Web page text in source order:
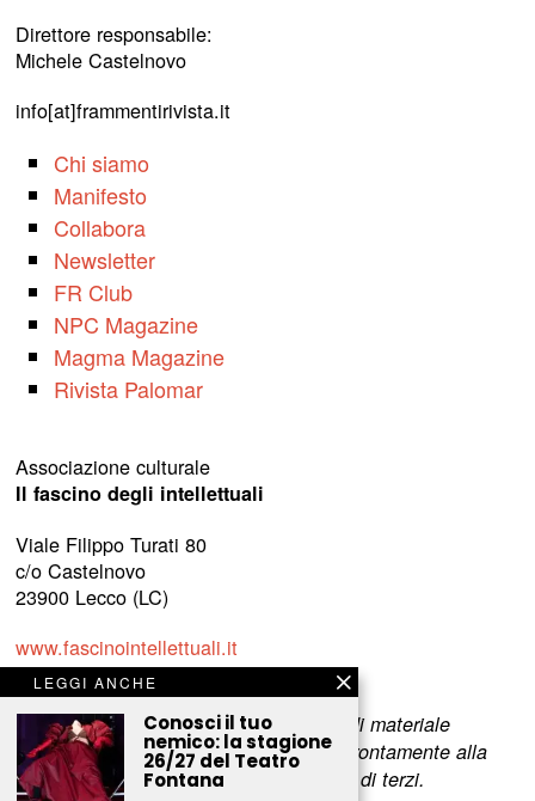
Direttore responsabile:
Michele Castelnovo
info[at]frammentirivista.it
Chi siamo
Manifesto
Collabora
Newsletter
FR Club
NPC Magazine
Magma Magazine
Rivista Palomar
Associazione culturale
Il fascino degli intellettuali
Viale Filippo Turati 80
c/o Castelnovo
23900 Lecco (LC)
www.fascinointellettuali.it
info[at]fascinointellettuali.it
Per segnalare eventuali errori nell’uso di materiale
riservato,scriveteci e provvederemo prontamente alla
rimozione del materiale lesivo dei diritti di terzi.
LEGGI ANCHE
Conosci il tuo
nemico: la stagione
26/27 del Teatro
Fontana